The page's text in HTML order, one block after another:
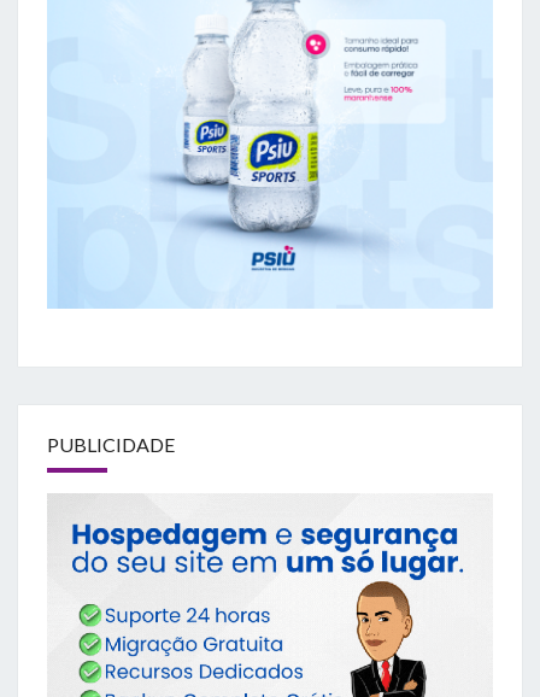
PUBLICIDADE